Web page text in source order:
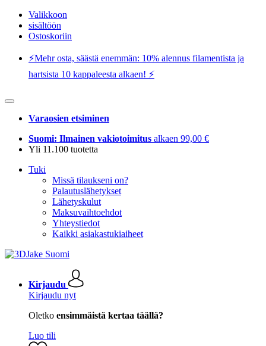
Valikkoon
sisältöön
Ostoskoriin
⚡️Mehr osta, säästä enemmän: 10% alennus filamentista ja
hartsista 10 kappaleesta alkaen! ⚡️
Varaosien etsiminen
Suomi: Ilmainen vakiotoimitus alkaen 99,00 €
Yli 11.100 tuotetta
Tuki
Missä tilaukseni on?
Palautuslähetykset
Lähetyskulut
Maksuvaihtoehdot
Yhteystiedot
Kaikki asiakastukiaiheet
Kirjaudu
Kirjaudu nyt
Oletko ensimmäistä kertaa täällä?
Luo tili